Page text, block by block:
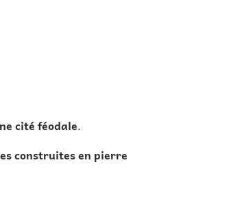
cité féodale.
construites en pierre